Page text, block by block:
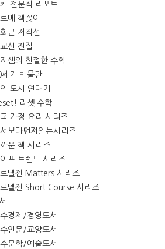
전문직 리포트
메 책꽂이
근 저작선
신 전집
샘의 친절한 수학
세기 박물관
도시 연대기
리셋 수학
가정 요리 시리즈
보다먼저읽는시리즈
운 책 시리즈
프 트렌드 시리즈
넬젠 Matters 시리즈
넬젠 Short Course 시리즈
경제/경영도서
인문/교양도서
문학/예술도서